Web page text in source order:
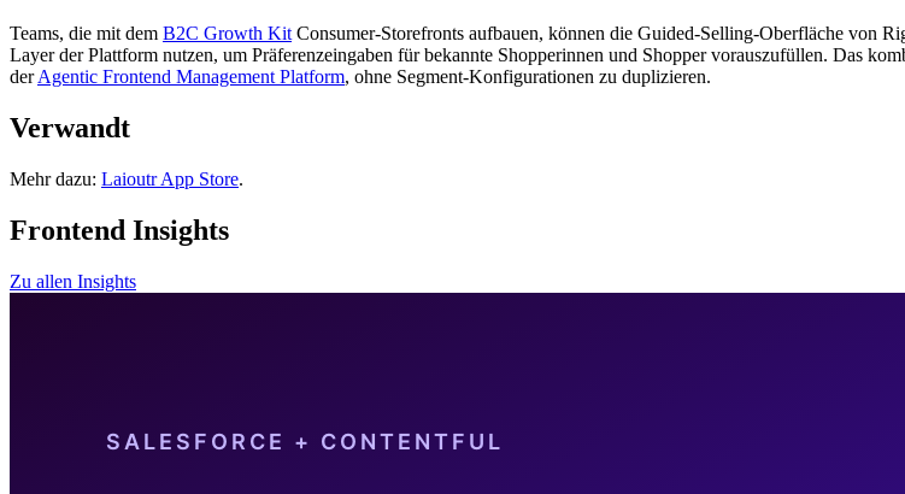
Teams, die mit dem B2C Growth Kit Consumer-Storefronts aufbauen, können die Guided-Selling-Oberfläche von
Layer der Plattform nutzen, um Präferenzeingaben für bekannte Shopperinnen und Shopper vorauszufüllen. Das
derAgentic Frontend Management Platform, ohne Segment-Konfigurationen zu duplizieren.
Verwandt
Mehr dazu: Laioutr App Store.
Frontend Insights
Zu allen Insights